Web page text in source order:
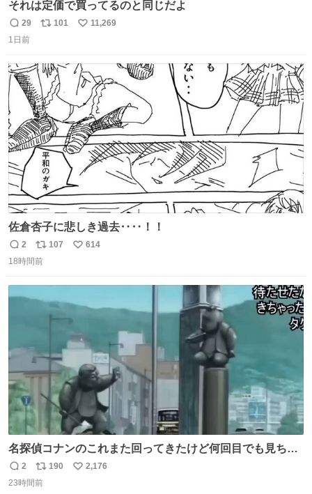
それは定価で買ってるのと同じだよ
返
信
29
リ
ト
数
101
い
数
11,269
1日前
佐倉杏子に悲しき過去‥‥！！
返
信
2
リ
ポ
107
い
614
18時間前
名探偵コナンのこれまた回ってきたけど何回目でも見ちゃ
う魔力あるのよな
返
信
2
リ
ポ
190
い
2,176
23時間前